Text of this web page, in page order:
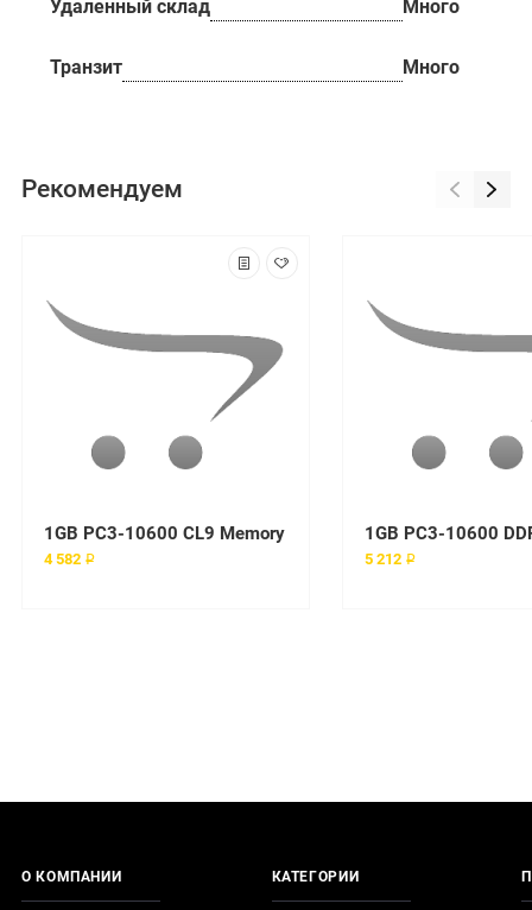
Удаленный склад Много
Транзит Много
Рекомендуем
1GB PC3-10600 CL9 Memory
4 582 ₽ 5 212 ₽
О КОМПАНИИ КАТЕГОРИИ